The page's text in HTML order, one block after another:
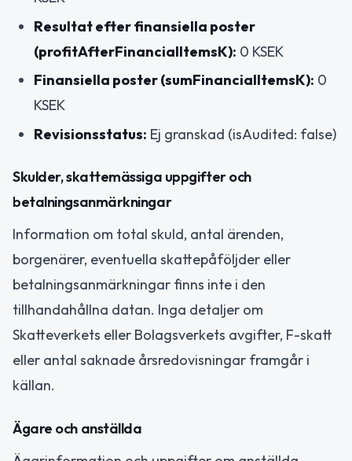
Resultat efter finansiella poster
(profitAfterFinancialItemsK): 0 KSEK
Finansiella poster (sumFinancialItemsK): 0
KSEK
Revisionsstatus: Ej granskad (isAudited: false)
Skulder, skattemässiga uppgifter och
betalningsanmärkningar
Information om total skuld, antal ärenden,
borgenärer, eventuella skattepåföljder eller
betalningsanmärkningar finns inte i den
tillhandahållna datan. Inga detaljer om
Skatteverkets eller Bolagsverkets avgifter, F-skatt
eller antal saknade årsredovisningar framgår i
källan.
Ägare och anställda